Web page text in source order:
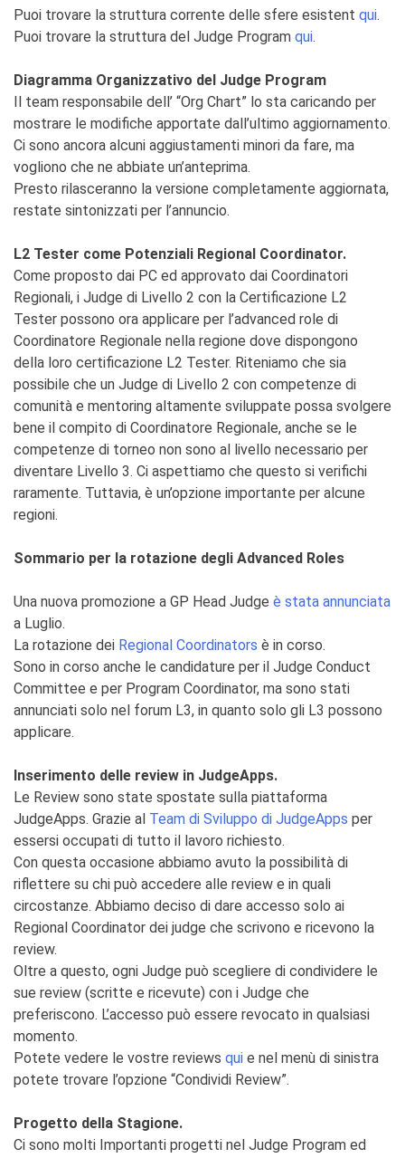
Puoi trovare la struttura corrente delle sfere esistent qui.
Puoi trovare la struttura del Judge Program qui.
Diagramma Organizzativo del Judge Program
Il team responsabile dell’ “Org Chart” lo sta caricando per
mostrare le modifiche apportate dall’ultimo aggiornamento.
Ci sono ancora alcuni aggiustamenti minori da fare, ma
vogliono che ne abbiate un’anteprima.
Presto rilasceranno la versione completamente aggiornata,
restate sintonizzati per l’annuncio.
L2 Tester come Potenziali Regional Coordinator.
Come proposto dai PC ed approvato dai Coordinatori
Regionali, i Judge di Livello 2 con la Certificazione L2
Tester possono ora applicare per l’advanced role di
Coordinatore Regionale nella regione dove dispongono
della loro certificazione L2 Tester. Riteniamo che sia
possibile che un Judge di Livello 2 con competenze di
comunità e mentoring altamente sviluppate possa svolgere
bene il compito di Coordinatore Regionale, anche se le
competenze di torneo non sono al livello necessario per
diventare Livello 3. Ci aspettiamo che questo si verifichi
raramente. Tuttavia, è un’opzione importante per alcune
regioni.
Sommario per la rotazione degli Advanced Roles
Una nuova promozione a GP Head Judge è stata annunciata
a Luglio.
La rotazione dei Regional Coordinators è in corso.
Sono in corso anche le candidature per il Judge Conduct
Committee e per Program Coordinator, ma sono stati
annunciati solo nel forum L3, in quanto solo gli L3 possono
applicare.
Inserimento delle review in JudgeApps.
Le Review sono state spostate sulla piattaforma
JudgeApps. Grazie al Team di Sviluppo di JudgeApps per
essersi occupati di tutto il lavoro richiesto.
Con questa occasione abbiamo avuto la possibilità di
riflettere su chi può accedere alle review e in quali
circostanze. Abbiamo deciso di dare accesso solo ai
Regional Coordinator dei judge che scrivono e ricevono la
review.
Oltre a questo, ogni Judge può scegliere di condividere le
sue review (scritte e ricevute) con i Judge che
preferiscono. L’accesso può essere revocato in qualsiasi
momento.
Potete vedere le vostre reviews qui e nel menù di sinistra
potete trovare l’opzione “Condividi Review”.
Progetto della Stagione.
Ci sono molti Importanti progetti nel Judge Program ed